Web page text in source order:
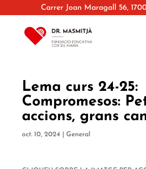
Carrer Joan Maragall 56,
Lema curs 24-25:
Compromesos:
accions, grans
oct. 10, 2024 General